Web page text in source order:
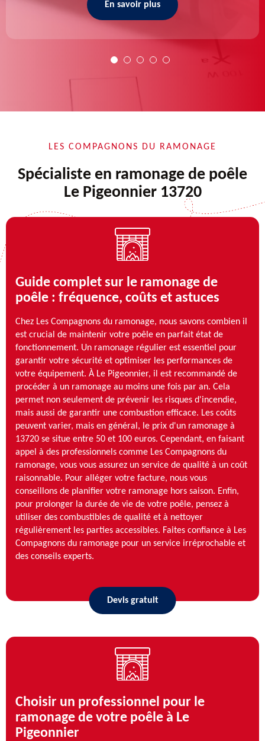
En savoir plus
LES COMPAGNONS DU RAMONAGE
Spécialiste en ramonage de poêle
Le Pigeonnier 13720
Guide complet sur le ramonage de
poêle : fréquence, coûts et astuces
Chez Les Compagnons du ramonage, nous savons combien il
est crucial de maintenir votre poêle en parfait état de
fonctionnement. Un ramonage régulier est essentiel pour
garantir votre sécurité et optimiser les performances de
votre équipement. À Le Pigeonnier, il est recommandé de
procéder à un ramonage au moins une fois par an. Cela
permet non seulement de prévenir les risques d'incendie,
mais aussi de garantir une combustion efficace. Les coûts
peuvent varier, mais en général, le prix d'un ramonage à
13720 se situe entre 50 et 100 euros. Cependant, en faisant
appel à des professionnels comme Les Compagnons du
ramonage, vous vous assurez un service de qualité à un coût
raisonnable. Pour alléger votre facture, nous vous
conseillons de planifier votre ramonage hors saison. Enfin,
pour prolonger la durée de vie de votre poêle, pensez à
utiliser des combustibles de qualité et à nettoyer
régulièrement les parties accessibles. Faites confiance à Les
Compagnons du ramonage pour un service irréprochable et
des conseils experts.
Devis gratuit
Choisir un professionnel pour le
ramonage de votre poêle à Le
Pigeonnier